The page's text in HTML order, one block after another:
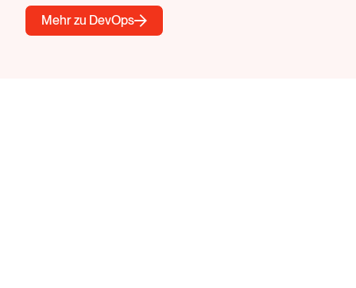
Mehr zu DevOps